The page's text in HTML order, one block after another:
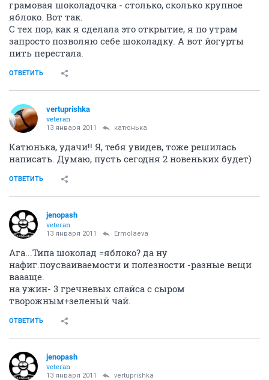
грамовая шоколадочка - столько, сколько крупное
яблоко. Вот так.
С тех пор, как я сделала это открытие, я по утрам
запросто позволяю себе шоколадку. А вот йогурты
пить перестала.
ОТВЕТИТЬ
vertuprishka
veteran
13 января 2011 катюнька
Катюнька, удачи!! Я, тебя увидев, тоже решилась
написать. Думаю, пусть сегодня 2 новеньких будет)
ОТВЕТИТЬ
jenopash
veteran
13 января 2011 Ermolaeva
Ага...Типа шоколад =яблоко? да ну
нафиг.поусваиваемости и полезности -разные вещи
ваааще.
на ужин- 3 гречневых слайса с сыром
творожным+зеленый чай.
ОТВЕТИТЬ
jenopash
veteran
13 января 2011 vertuprishka